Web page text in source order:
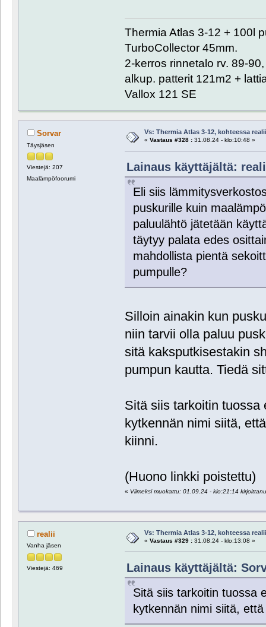
Thermia Atlas 3-12 + 100l
TurboCollector 45mm.
2-kerros rinnetalo rv. 89-
alkup. patterit 121m2 +
Vallox 121 SE
Sorvar
Täysjäsen
Viestejä: 207
Maalämpöfoorumi
Vs: Thermia Atlas 3-12, kohteessa realii
« Vastaus #328 :31.08.24 - klo:10:48 »
Lainaus käyttäjältä:
Eli siis
puskurille kuin
paluulähtö jätetään
täytyy palata edes
mahdollista pientä
pumpulle?
Silloin ainakin kun
niin tarvii olla paluu
sitä kaksputkisestakin
pumpun kautta. Tiedä
Sitä siis tarkoitin tuossa
kytkennän nimi siitä,
kiinni.
(Huono linkki poistettu)
« Viimeksi muokattu: 01.09.24 - klo:21:14
realii
Vanha jäsen
Viestejä: 469
Vs: Thermia Atlas 3-12, kohteessa realii
« Vastaus #329 :31.08.24 - klo:13:08 »
Lainaus käyttäjältä:
Sitä siis tarkoitin tuossa
kytkennän nimi siitä,